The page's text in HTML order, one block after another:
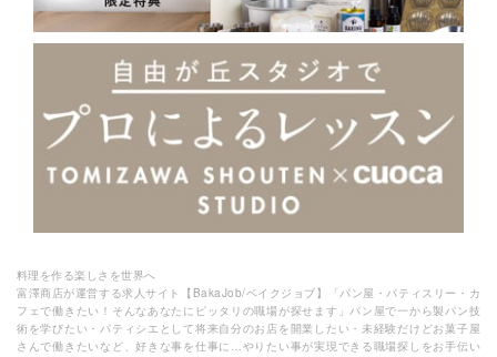
料理を作る楽しさを世界へ
富澤商店が運営する求人サイト【BakaJob/ベイクジョブ】「パン屋・パティスリー・カ
フェで働きたい！そんなあなたにピッタリの職場が探せます」パン屋で一から製パン技
術を学びたい・パティシエとして将来自分のお店を開業したい・未経験だけどお菓子屋
さんで働きたいなど、好きな事を仕事に…やりたい事が実現できる職場探しをお手伝い